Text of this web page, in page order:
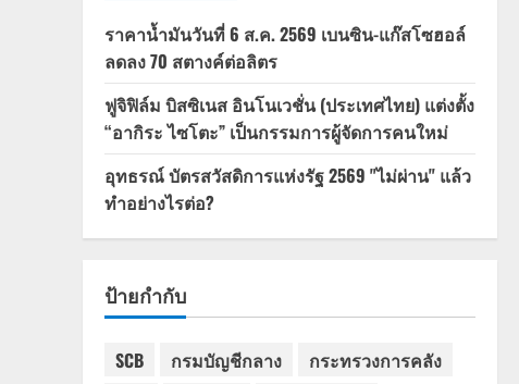
ราคาน้ำมันวันที่ 6 ส.ค. 2569 เบนซิน-แก๊สโซฮอล์
ลดลง 70 สตางค์ต่อลิตร
ฟูจิฟิล์ม บิสซิเนส อินโนเวชั่น (ประเทศไทย) แต่งตั้ง
“อากิระ ไซโตะ” เป็นกรรมการผู้จัดการคนใหม่
อุทธรณ์ บัตรสวัสดิการแห่งรัฐ 2569 "ไม่ผ่าน" แล้ว
ทำอย่างไรต่อ?
ป้ายกำกับ
SCB กรมบัญชีกลาง
กระทรวงการคลัง